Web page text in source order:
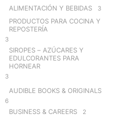
ALIMENTACIÓN Y BEBIDAS 3
PRODUCTOS PARA COCINA Y
REPOSTERÍA
3
SIROPES – AZÚCARES Y
EDULCORANTES PARA
HORNEAR
3
AUDIBLE BOOKS & ORIGINALS
6
BUSINESS & CAREERS 2